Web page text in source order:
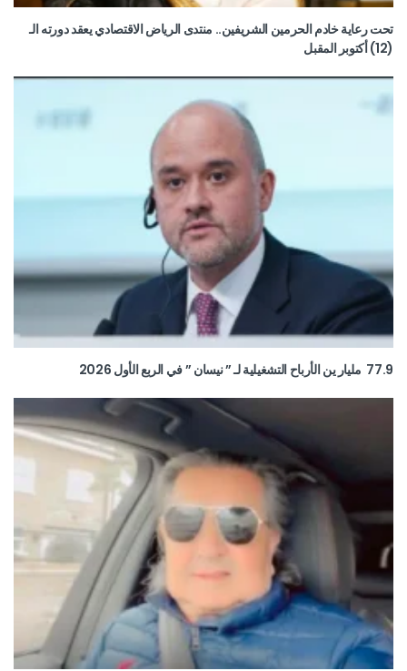
تحت رعاية خادم الحرمين الشريفين.. منتدى الرياض الاقتصادي يعقد دورته الـ
(12) أكتوبر المقبل
77.9 مليار ين الأرباح التشغيلية لـ ” نيسان ” في الربع الأول 2026